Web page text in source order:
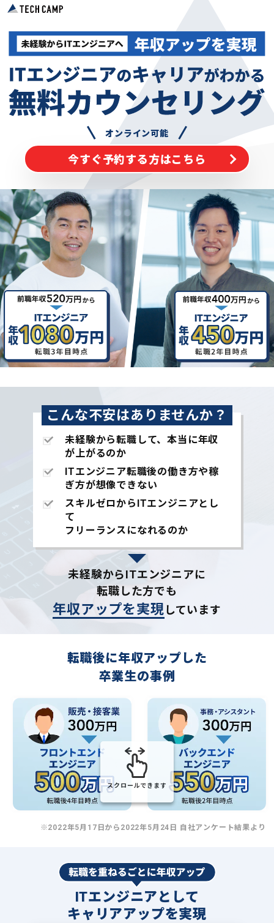
オンライン可能
今すぐ予約する方はこちら
こんな不安はありませんか？
未経験から転職して、本当に年収
が上がるのか
ITエンジニア転職後の働き方や稼
ぎ方が想像できない
スキルゼロからITエンジニアとし
て
フリーランスになれるのか
未経験からITエンジニアに
転職した方でも
年収アップを実現しています
転職後に年収アップした
卒業生の事例
スクロールできます
※2022年5月17日から2022年5月24日 自社アンケート結果より
ITエンジニアとして
キャリアアップを実現